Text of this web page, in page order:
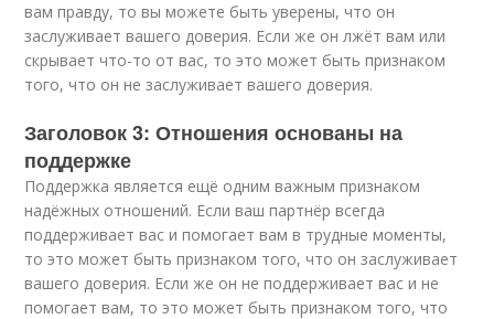
вам правду, то вы можете быть уверены, что он
заслуживает вашего доверия. Если же он лжёт вам или
скрывает что-то от вас, то это может быть признаком
того, что он не заслуживает вашего доверия.
Заголовок 3: Отношения основаны на
поддержке
Поддержка является ещё одним важным признаком
надёжных отношений. Если ваш партнёр всегда
поддерживает вас и помогает вам в трудные моменты,
то это может быть признаком того, что он заслуживает
вашего доверия. Если же он не поддерживает вас и не
помогает вам, то это может быть признаком того, что